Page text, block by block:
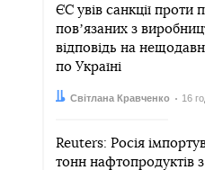
ЄС увів санкції проти
повʼязаних з
відповідь на
по Україні
Автор:
Світлана Кравченко
Дата: 16
Reuters: Росія
тонн нафтопродуктів